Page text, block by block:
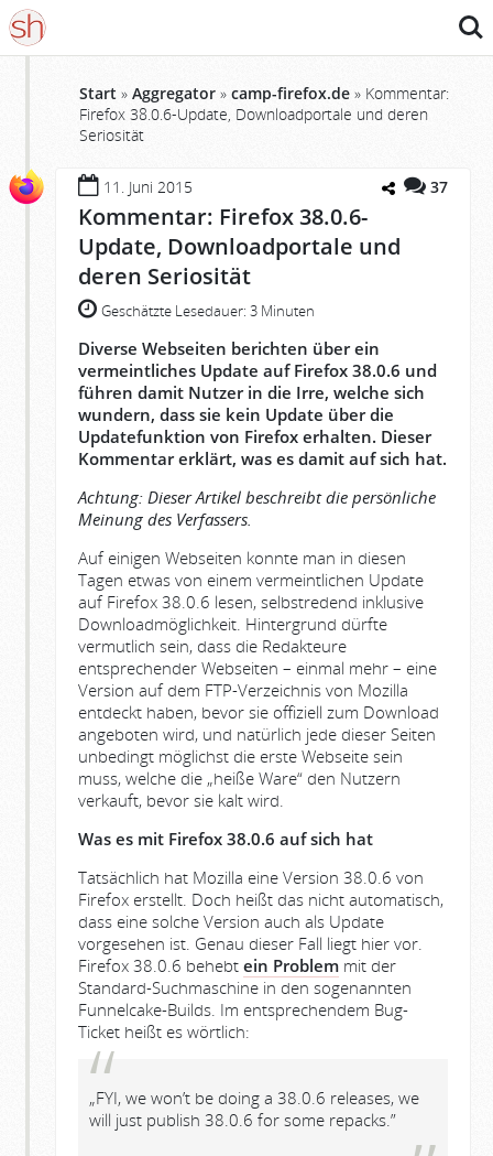
Start » Aggregator » camp-firefox.de » Kommentar:
Firefox 38.0.6-Update, Downloadportale und deren
Seriosität
11. Juni 2015 37
Kommentar: Firefox 38.0.6-
Update, Downloadportale und
deren Seriosität
Geschätzte Lesedauer: 3 Minuten
Diverse Webseiten berichten über ein
vermeintliches Update auf Firefox 38.0.6 und
führen damit Nutzer in die Irre, welche sich
wundern, dass sie kein Update über die
Updatefunktion von Firefox erhalten. Dieser
Kommentar erklärt, was es damit auf sich hat.
Achtung: Dieser Artikel beschreibt die persönliche
Meinung des Verfassers.
Auf einigen Webseiten konnte man in diesen
Tagen etwas von einem vermeintlichen Update
auf Firefox 38.0.6 lesen, selbstredend inklusive
Downloadmöglichkeit. Hintergrund dürfte
vermutlich sein, dass die Redakteure
entsprechender Webseiten – einmal mehr – eine
Version auf dem FTP-Verzeichnis von Mozilla
entdeckt haben, bevor sie offiziell zum Download
angeboten wird, und natürlich jede dieser Seiten
unbedingt möglichst die erste Webseite sein
muss, welche die „heiße Ware“ den Nutzern
verkauft, bevor sie kalt wird.
Was es mit Firefox 38.0.6 auf sich hat
Tatsächlich hat Mozilla eine Version 38.0.6 von
Firefox erstellt. Doch heißt das nicht automatisch,
dass eine solche Version auch als Update
vorgesehen ist. Genau dieser Fall liegt hier vor.
Firefox 38.0.6 behebt ein Problem mit der
Standard-Suchmaschine in den sogenannten
Funnelcake-Builds. Im entsprechendem Bug-
Ticket heißt es wörtlich:
„FYI, we won’t be doing a 38.0.6 releases, we
will just publish 38.0.6 for some repacks.”